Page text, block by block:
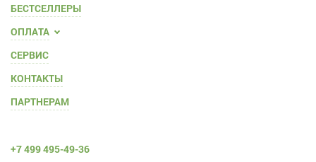
БЕСТСЕЛЛЕРЫ
ОПЛАТА
СЕРВИС
КОНТАКТЫ
ПАРТНЕРАМ
+7 499 495-49-36